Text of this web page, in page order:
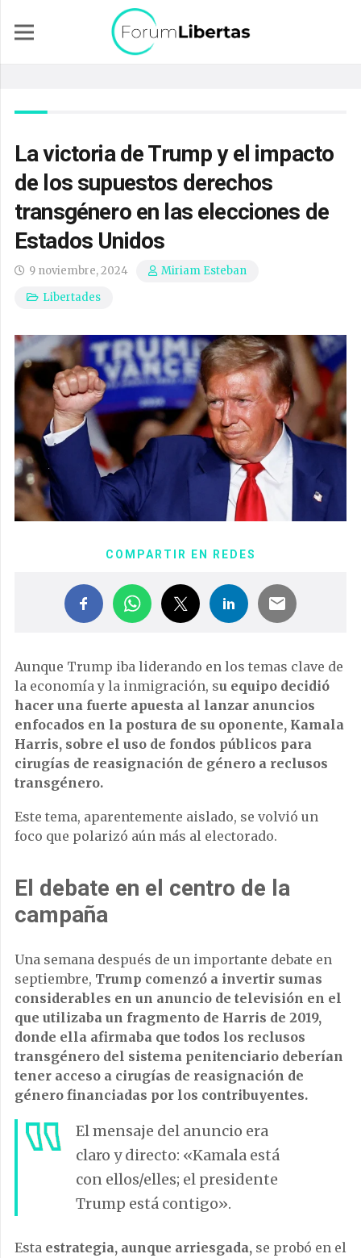
La victoria de Trump y el impacto
de los supuestos derechos
transgénero en las elecciones de
Estados Unidos
9 noviembre, 2024
Miriam Esteban
Libertades
COMPARTIR EN REDES
Aunque Trump iba liderando en los temas clave de
la economía y la inmigración, su equipo decidió
hacer una fuerte apuesta al lanzar anuncios
enfocados en la postura de su oponente, Kamala
Harris, sobre el uso de fondos públicos para
cirugías de reasignación de género a reclusos
transgénero.
Este tema, aparentemente aislado, se volvió un
foco que polarizó aún más al electorado.
El debate en el centro de la
campaña
Una semana después de un importante debate en
septiembre, Trump comenzó a invertir sumas
considerables en un anuncio de televisión en el
que utilizaba un fragmento de Harris de 2019,
donde ella afirmaba que todos los reclusos
transgénero del sistema penitenciario deberían
tener acceso a cirugías de reasignación de
género financiadas por los contribuyentes.
El mensaje del anuncio era
claro y directo: «Kamala está
con ellos/elles; el presidente
Trump está contigo».
Esta estrategia, aunque arriesgada, se probó en el